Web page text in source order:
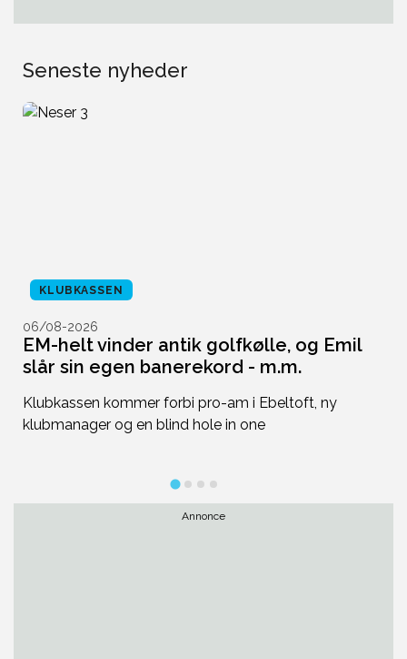
Seneste nyheder
KLUBKASSEN
06/08-2026
EM-helt vinder antik golfkølle, og Emil
slår sin egen banerekord - m.m.
Klubkassen kommer forbi pro-am i Ebeltoft, ny
klubmanager og en blind hole in one
Annonce